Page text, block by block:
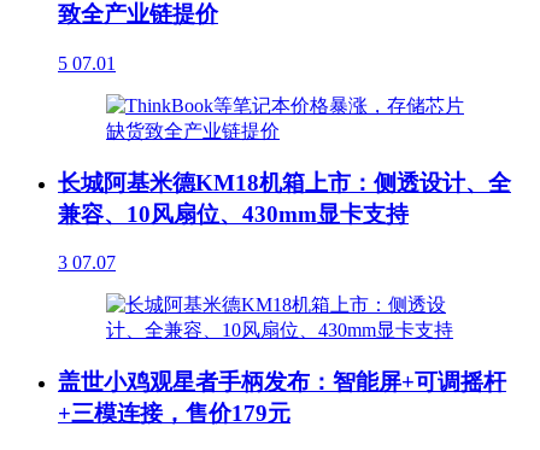
致全产业链提价
5 07.01
长城阿基米德KM18机箱上市：侧透设计、全
兼容、10风扇位、430mm显卡支持
3 07.07
盖世小鸡观星者手柄发布：智能屏+可调摇杆
+三模连接，售价179元